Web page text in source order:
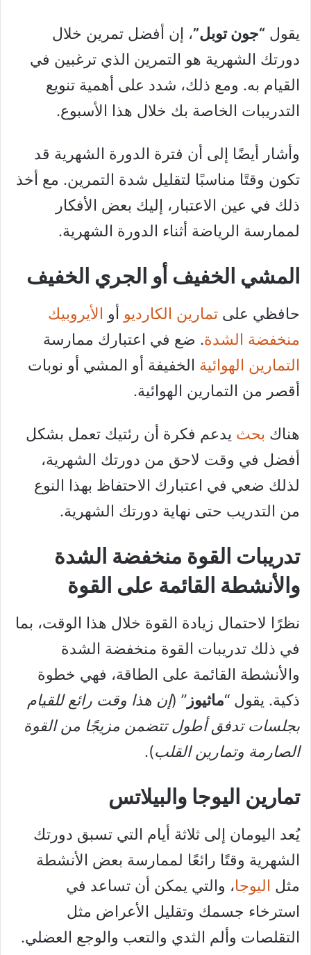
يقول “جون توبل”، إن أفضل تمرين خلال
دورتك الشهرية هو التمرين الذي ترغبين في
القيام به. ومع ذلك، شدد على أهمية تنويع
التدريبات الخاصة بك خلال هذا الأسبوع.
وأشار أيضًا إلى أن فترة الدورة الشهرية قد
تكون وقتًا مناسبًا لتقليل شدة التمرين. مع أخذ
ذلك في عين الاعتبار، إليك بعض الأفكار
لممارسة الرياضة أثناء الدورة الشهرية.
المشي الخفيف أو الجري الخفيف
حافظي على تمارين الكارديو أو الأيروبيك
منخفضة الشدة. ضع في اعتبارك ممارسة
التمارين الهوائية الخفيفة أو المشي أو نوبات
أقصر من التمارين الهوائية.
هناك بحث يدعم فكرة أن رئتيك تعمل بشكل
أفضل في وقت لاحق من دورتك الشهرية،
لذلك ضعي في اعتبارك الاحتفاظ بهذا النوع
من التدريب حتى نهاية دورتك الشهرية.
تدريبات القوة منخفضة الشدة
والأنشطة القائمة على القوة
نظرًا لاحتمال زيادة القوة خلال هذا الوقت، بما
في ذلك تدريبات القوة منخفضة الشدة
والأنشطة القائمة على الطاقة، فهي خطوة
ذكية. يقول “ماثيوز ” (إن هذا وقت رائع للقيام
بجلسات تدفق أطول تتضمن مزيجًا من القوة
الصارمة وتمارين القلب).
تمارين اليوجا والبيلاتس
يُعد اليومان إلى ثلاثة أيام التي تسبق دورتك
الشهرية وقتًا رائعًا لممارسة بعض الأنشطة
مثل اليوجا، والتي يمكن أن تساعد في
استرخاء جسمك وتقليل الأعراض مثل
التقلصات وألم الثدي والتعب والوجع العضلي.